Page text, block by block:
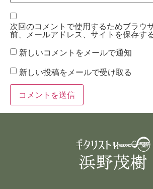
次回のコメントで使用するためブラウ
前、メールアドレス、サイトを保存する
新しいコメントをメールで通知
新しい投稿をメールで受け取る